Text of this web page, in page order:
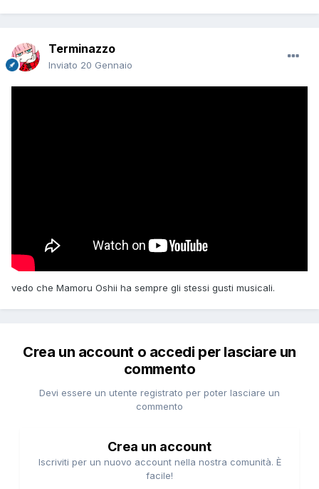
Terminazzo
Inviato 20 Gennaio
vedo che Mamoru Oshii ha sempre gli stessi gusti musicali.
Crea un account o accedi per lasciare un
commento
Devi essere un utente registrato per poter lasciare un
commento
Crea un account
Iscriviti per un nuovo account nella nostra comunità. È
facile!